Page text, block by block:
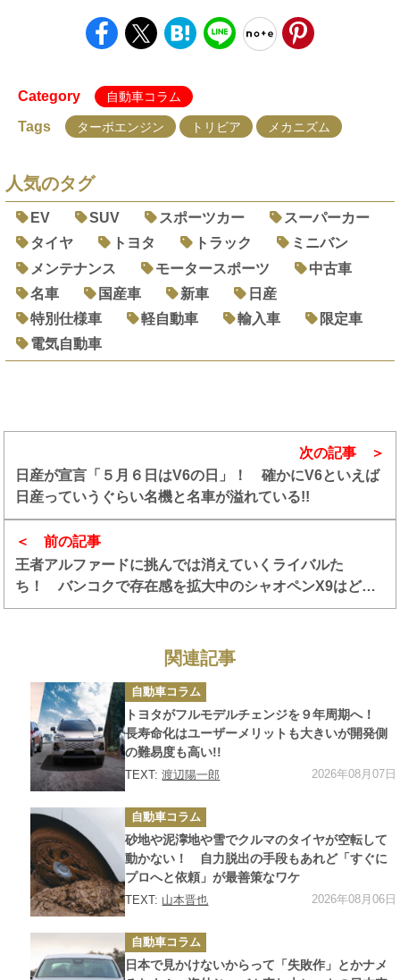
Category 自動車コラム
Tags ターボエンジン トリビア メカニズム
人気のタグ
EV SUV スポーツカー
スーパーカー
タイヤ
トヨタ トラック
ミニバン
メンテナンス
モータースポーツ
中古車
名車
国産車 新車
日産
特別仕様車
軽自動車 輸入車
限定車
電気自動車
前の記事
王者アルファードに挑んでは消えていくライバルた
ち！ バンコクで存在感を拡大中のシャオペンX9はどこ
まで食い込めるのか？
次の記事
日産が宣言「５月６日はV6の日」！ 確かにV6といえば
日産っていうぐらい名機と名車が溢れている!!
関連記事
カ
テ
ゴ
リ
ー
自動車コラム
トヨタがフルモデルチェンジを９年周期へ！
長寿命化はユーザーメリットも大きいが開発側
の難易度も高い!!
TEXT:渡辺陽一郎 2026年08月07日
カ
テ
ゴ
リ
ー
自動車コラム
砂地や泥濘地や雪でクルマのタイヤが空転して
動かない！ 自力脱出の手段もあれど「すぐに
プロへと依頼」が最善策なワケ
TEXT: 山本晋也 2026年08月06日
カ
テ
ゴ
リ
自動車コラム
日本で見かけないからって「失敗作」とかナメ